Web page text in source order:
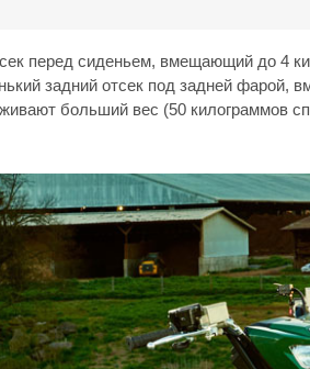
перед сиденьем, вмещающий до 4
задний отсек под задней
больший вес (50 килограммов